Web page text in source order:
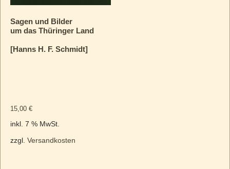
Sagen und Bilder
um das Thüringer Land
[Hanns H. F. Schmidt]
15,00 €
inkl. 7 % MwSt.
zzgl. Versandkosten